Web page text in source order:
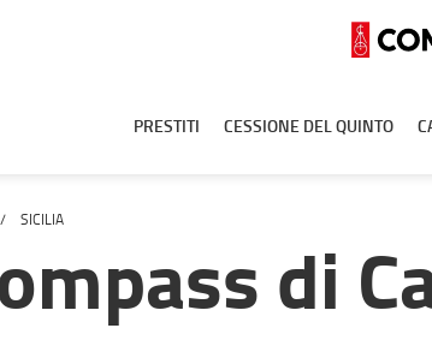
PRESTITI CESSIONE DEL QUINTO
SICILIA
di